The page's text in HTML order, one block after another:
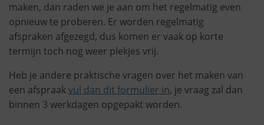
maken, dan raden we je aan om het regelmatig even
opnieuw te proberen. Er worden regelmatig
afspraken afgezegd, dus komen er vaak op korte
termijn toch nog weer plekjes vrij.
Heb je andere praktische vragen over het maken van
een afspraakvul dan dit formulier in, je vraag zal dan
binnen 3 werkdagen opgepakt worden.